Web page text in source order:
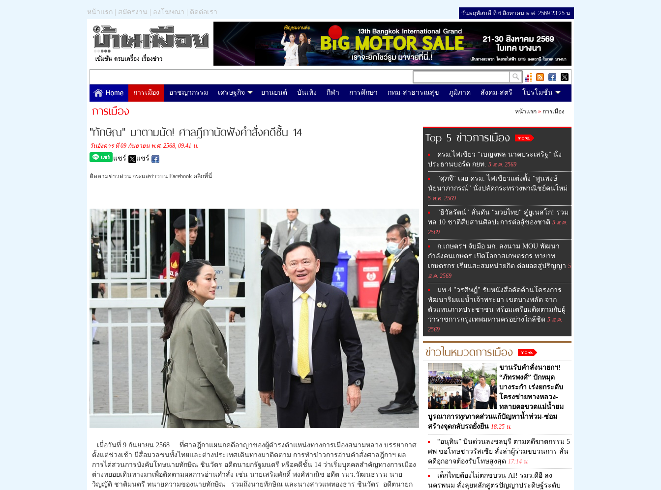
หน้าแรก สมัครงาน ลงโฆษณา ติดต่อเรา วันพฤหัสบดี ที่ 6 สิงหาคม พ.ศ. 2569 23:25 น.
การเมือง อาชญากรรม เศรษฐกิจ ยานยนต์ บันเทิง กีฬา การศึกษา กทม-สาธารณสุข ภูมิภาค สังคม-สตรี โปรโมชั่น
การเมือง
"ทักษิณ" มาตามนัด! ศาลฎีกานัดฟังคำสั่งคดีชั้น 14
วันอังคาร ที่ 09 กันยายน พ.ศ. 2568, 09.41 น.
แชร์ แชร์
ติดตามข่าวด่วน กระแสข่าวบน Facebook คลิกที่นี่
เมื่อวันที่ 9 กันยายน 2568 ที่ศาลฎีกาแผนกคดีอาญาของผู้ดำรงตำแหน่งทางการเมืองสนามหลวง บรรยากาศ
ตั้งแต่ช่วงเช้า มีสื่อมวลชนทั้งไทยและต่างประเทศเดินทางมาติดตาม การทำข่าวการอ่านคำสั่งศาลฎีกาฯ ผล
การไต่สวนการบังคับโทษนายทักษิณ ชินวัตร อดีตนายกรัฐมนตรี หรือคดีชั้น 14 ว่าเริ่มบุุคคลสำคัญทางการเมือง
ต่างทยอยเดินทางมาเพื่อติดตามผลการอ่านคำสั่ง เช่น นายเสริมศักดิ์ พงศ์พาณิช อดีต รมว.วัฒนธรรม นาย
วิญญัติ ชาติมนตรี ทนายความของนายทักษิณ รวมถึงนายทักษิณ และนางสาวแพทองธาร ชินวัตร อดีตนายก
หน้าแรก » การเมือง
Top 5 ข่าวการเมือง
ครม.ไฟเขียว “เบญจพล นาคประเสริฐ” นั่ง
ประธานบอร์ด กยท. 5 ส.ค. 2569
"ศุภจี" เผย ครม. ไฟเขียวแต่งตั้ง "พูนพงษ์
นัยนาภากรณ์" นั่งปลัดกระทรวงพาณิชย์คนใหม่
5 ส.ค. 2569
"ธิวัลรัตน์" ลั่นดัน "มวยไทย" สู่ยูเนสโก! รวม
พล 10 ชาติสืบสานศิลปะการต่อสู้ของชาติ 5 ส.ค.
2569
ก.เกษตรฯ จับมือ มก. ลงนาม MOU พัฒนา
กำลังคนเกษตร เปิดโอกาสเกษตรกร ทายาท
เกษตรกร เรียนสะสมหน่วยกิต ต่อยอดสู่ปริญญา 5
ส.ค. 2569
มท.4 "วรศิษฎ์" รับหนังสือคัดค้านโครงการ
พัฒนาริมแม่น้ำเจ้าพระยา เขตบางพลัด จาก
ตัวแทนภาคประชาชน พร้อมเตรียมติดตามกับผู้
ว่าราชการกรุงเทพมหานครอย่างใกล้ชิด 5 ส.ค.
2569
ข่าวในหมวดการเมือง
ขานรับคำสั่งนายกฯ!
“ภัทรพงศ์” ปักหมุด
บางระกำ เร่งยกระดับ
โครงข่ายทางหลวง-
ทลายคอขวดแม่น้ำยม
บูรณาการทุกภาคส่วนแก้ปัญหาน้ำท่วม-ซ่อม
สร้างจุดกลับรถยั่งยืน 18:25 น.
“อนุทิน” บินด่วนลงชลบุรี ตามคดีฆาตกรรม 5
ศพ ขอโทษชาวรัสเซีย สั่งล่าผู้ร่วมขบวนการ ลั่น
คดีอุกอาจต้องรับโทษสูงสุด 17:14 น.
เด็กไทยต้องไม่ตกขบวน AI! รมว.ดีอี ลง
นครพนม สั่งลุยหลักสูตรปัญญาประดิษฐ์ระดับ